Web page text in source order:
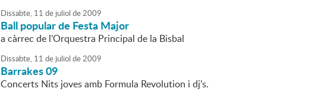
Dissabte, 11 de juliol de2009
Ball popular de Festa Major
a càrrec de l'Orquestra Principal de la Bisbal
Dissabte, 11 de juliol de2009
Barrakes 09
Concerts Nits joves amb Formula Revolution i dj's.